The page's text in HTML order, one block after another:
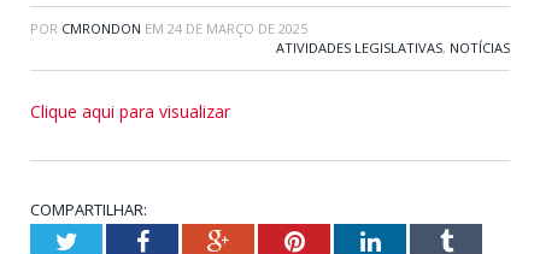
POR CMRONDON EM 24 DE MARÇO DE 2025
ATIVIDADES LEGISLATIVAS, NOTÍCIAS
Clique aqui para visualizar
COMPARTILHAR:
TwitterFacebookGoogle+PinterestLinkedInTumblr